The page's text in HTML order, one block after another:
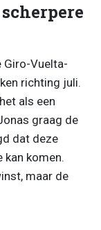
Giro-Vuelta-
richting juli.
als een
graag de
dat deze
kan komen.
maar de